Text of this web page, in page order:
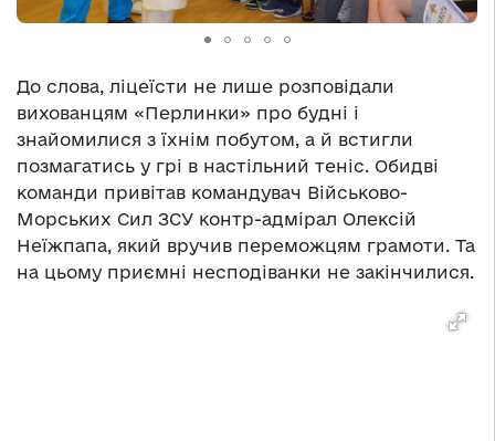
До слова, ліцеїсти не лише розповідали
вихованцям «Перлинки» про будні і
знайомилися з їхнім побутом, а й встигли
позмагатись у грі в настільний теніс. Обидві
команди привітав командувач Військово-
Морських Сил ЗСУ контр-адмірал Олексій
Неїжпапа, який вручив переможцям грамоти. Та
на цьому приємні несподіванки не закінчилися.